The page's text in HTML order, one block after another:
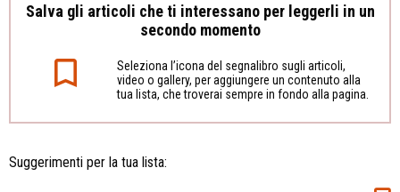
Salva gli articoli che ti interessano per leggerli in un
secondo momento
Seleziona l’icona del segnalibro sugli articoli,
video o gallery, per aggiungere un contenuto alla
tua lista, che troverai sempre in fondo alla pagina.
Suggerimenti per la tua lista: